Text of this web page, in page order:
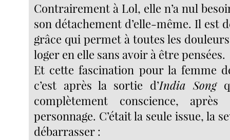
Contrairement à Lol, elle n’a nul
son détachement d’elle-même. Il est
grâce qui permet à toutes les
loger en elle sans avoir à être pensées.
Et cette fascination pour la femme
c’est après la sortie d’India Song
complètement conscience,
personnage. C’était la seule issue, la
débarrasser :